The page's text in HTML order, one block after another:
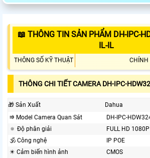
📖 THÔNG TIN SẢN PHẨM DH-IPC-
IL-IL
THÔNG SỐ KỸ THUẬT CHÍNH
THÔNG CHI TIẾT CAMERA DH-IPC-
🎁 Sản Xuất
Dahua
⭆ Model Camera Quan Sát
DH-IPC-
🔅 Độ phân giải
FULL HD 1080P
🕉️ Công nghệ
IP POE
✴️ Cảm biến hình ảnh
CMOS